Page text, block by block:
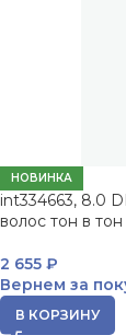
НОВИНКА
int334663, 8.0
волос тон в
2 655 ₽
Вернем за
В КОРЗИНУ